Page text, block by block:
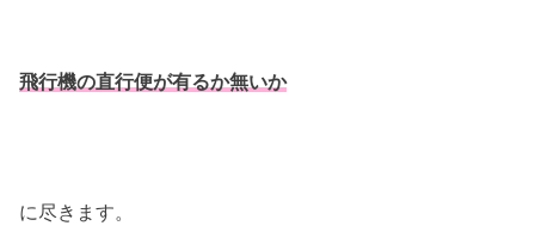
飛行機の直行便が有るか無いか
に尽きます。